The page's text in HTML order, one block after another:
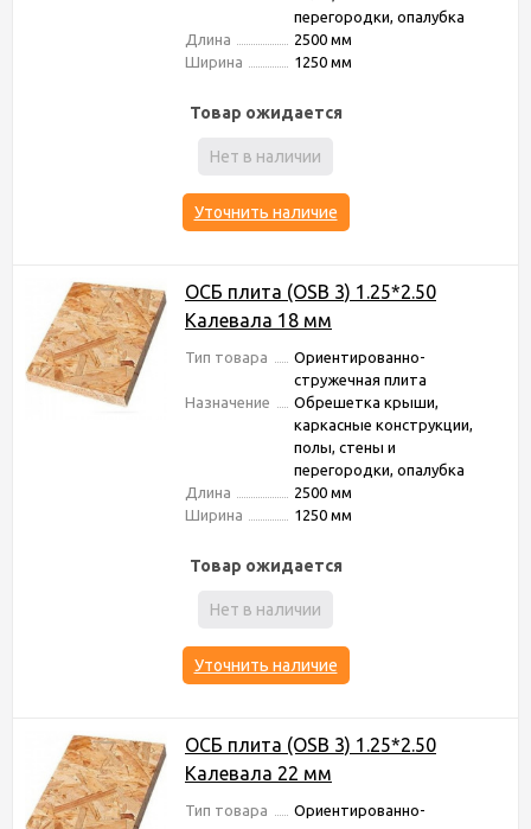
перегородки, опалубка
Длина
2500 мм
Ширина
1250 мм
Товар ожидается
Нет в наличии
Уточнить наличие
ОСБ плита (OSB 3) 1.25*2.50
Калевала 18 мм
Тип товара
Ориентированно-
стружечная плита
Назначение
Обрешетка крыши,
каркасные конструкции,
полы, стены и
перегородки, опалубка
Длина
2500 мм
Ширина
1250 мм
Товар ожидается
Нет в наличии
Уточнить наличие
ОСБ плита (OSB 3) 1.25*2.50
Калевала 22 мм
Тип товара
Ориентированно-